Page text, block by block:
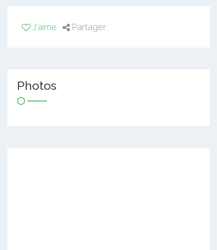
J'aime Partager
Photos